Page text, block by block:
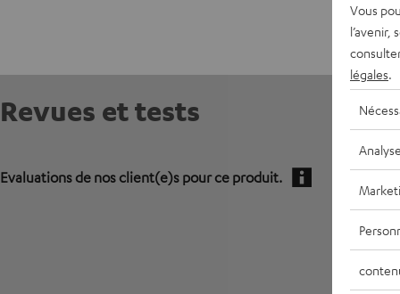
Revues et tests
Evaluations de nos client(e)s pour ce produit.
Vous
l’avenir,
légales
Analyse